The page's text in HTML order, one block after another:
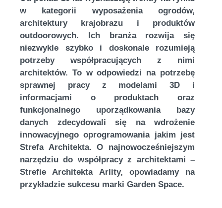
w kategorii wyposażenia ogrodów,
architektury krajobrazu i produktów
outdoorowych. Ich branża rozwija się
niezwykle szybko i doskonale rozumieją
potrzeby współpracujących z nimi
architektów. To w odpowiedzi na potrzebę
sprawnej pracy z modelami 3D i
informacjami o produktach oraz
funkcjonalnego uporządkowania bazy
danych zdecydowali się na wdrożenie
innowacyjnego oprogramowania jakim jest
Strefa Architekta. O najnowocześniejszym
narzędziu do współpracy z architektami –
Strefie Architekta Arlity, opowiadamy na
przykładzie sukcesu marki Garden Space.